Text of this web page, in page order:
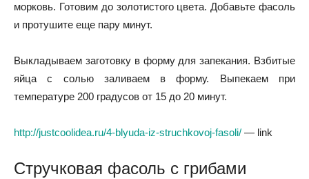
морковь. Готовим до золотистого цвета.Добавьте фасоль
и протушите еще пару минут.
Выкладываем заготовку в форму для запекания. Взбитые
яйца с солью заливаем в форму. Выпекаем при
температуре 200 градусов от 15 до 20 минут.
http://justcoolidea.ru/4-blyuda-iz-struchkovoj-fasoli/ — link
Стручковая фасоль с грибами